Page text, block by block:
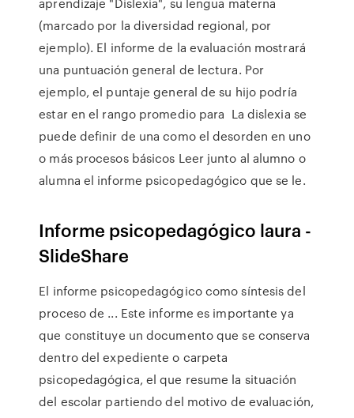
(marcado por la diversidad regional, por
ejemplo). El informe de la evaluación mostrará
una puntuación general de lectura. Por
ejemplo, el puntaje general de su hijo podría
estar en el rango promedio para La dislexia se
puede definir de una como el desorden en uno
o más procesos básicos Leer junto al alumno o
alumna el informe psicopedagógico que se le.
Informe psicopedagógico laura -
SlideShare
El informe psicopedagógico como síntesis del
proceso de ... Este informe es importante ya
que constituye un documento que se conserva
dentro del expediente o carpeta
psicopedagógica, el que resume la situación
del escolar partiendo del motivo de evaluación,